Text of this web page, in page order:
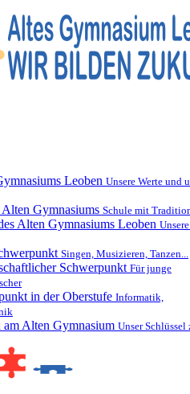
Leoben Unsere Werte und
Gymnasiums Schule mit
Alten Gymnasiums Leoben
Singen, Musizieren, Tanzen...
Schwerpunkt Für junge
in der Oberstufe Informatik,
am Alten Gymnasium Unser Schlüssel